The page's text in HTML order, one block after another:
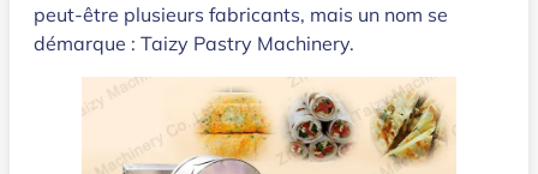
peut-être plusieurs fabricants, mais un nom se
démarque : Taizy Pastry Machinery.